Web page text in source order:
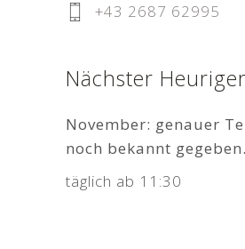
+43 2687 62995
Nächster Heuriger
November: genauer
noch bekannt gegeben.
täglich ab 11:30